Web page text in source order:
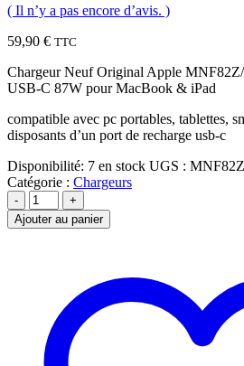
( Il n’y a pas encore d’avis. )
59,90 € TTC
Chargeur Neuf Original Apple
USB-C 87W pour MacBook & iPad
compatible avec pc portables, tablettes,
disposants d’un port de recharge usb-c
Disponibilité: 7 en stock UGS :
Catégorie : Chargeurs
-
+
Ajouter au panier